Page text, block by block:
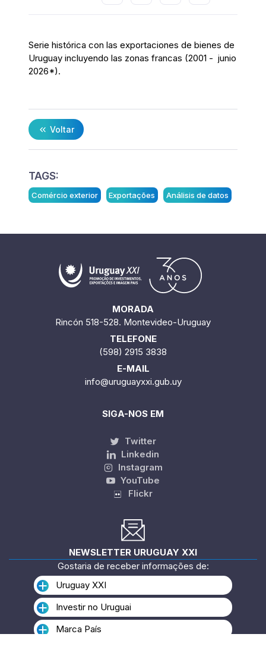
Serie histórica con las exportaciones de bienes de
Uruguay incluyendo las zonas francas (2001 - junio
2026*).
Voltar
TAGS:
Comércio exterior Exportações Análisis de datos
MORADA
Rincón 518-528. Montevideo-Uruguay
TELEFONE
(598) 2915 3838
E-MAIL
info@uruguayxxi.gub.uy
SIGA-NOS EM
Twitter
Linkedin
Instagram
YouTube
Flickr
NEWSLETTER URUGUAY XXI
Gostaria de receber informações de:
Uruguay XXI
Investir no Uruguai
Marca País